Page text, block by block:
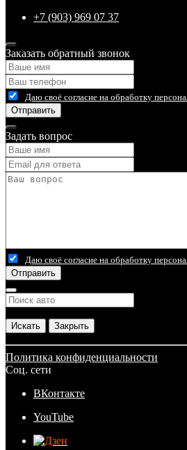
+7 (903) 969 07 37
Заказать обратный звонок
Даю своё согласие на обработку
Отправить
Задать вопрос
Даю своё согласие на обработку
Отправить
Искать Закрыть
Политика конфиденциальности
Соц. сети
ВКонтакте
YouTube